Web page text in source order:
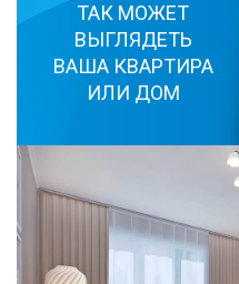
ТАК МОЖЕТ
ВЫГЛЯДЕТЬ
ВАША КВАРТИРА
ИЛИ ДОМ